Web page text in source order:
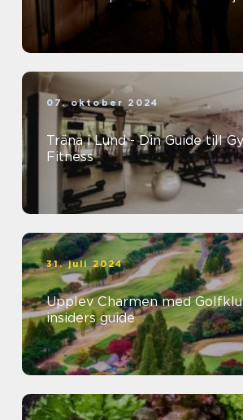
07. oktober 2024
Träna i Lund - Din Guide till
Fitness
31. juli 2024
Upplev Charmen med
insiders guide